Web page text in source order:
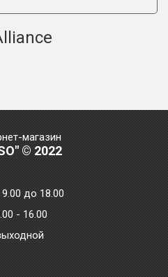
магазин
© 2022
9.00 до 18.00
- 16.00